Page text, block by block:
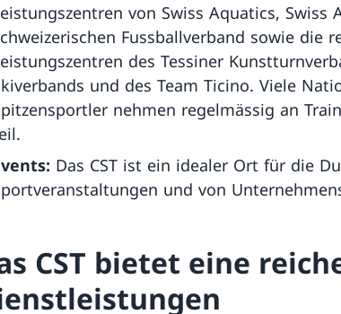
von Swiss Aquatics, Swiss
Fussballverband sowie die
des Tessiner
und des Team Ticino. Viele
nehmen regelmässig an
Das CST ist ein idealer Ort für die
und von
CST bietet eine